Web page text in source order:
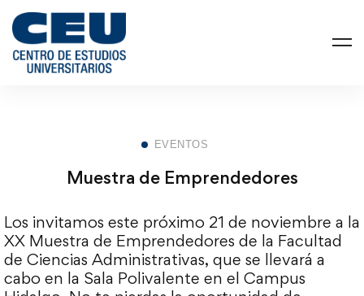
EVENTOS
Muestra de Emprendedores
Los invitamos este próximo 21 de noviembre a la
XX Muestra de Emprendedores de la Facultad
de Ciencias Administrativas, que se llevará a
cabo en la Sala Polivalente en el Campus